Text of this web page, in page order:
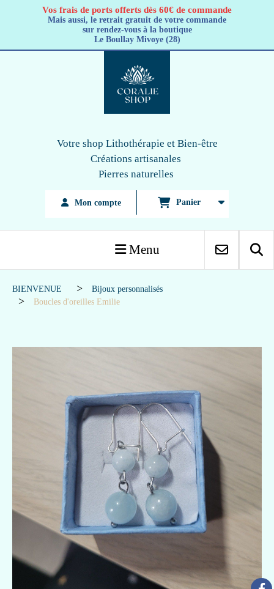
Vos frais de ports offerts dès 60€ de commande
Mais aussi, le retrait gratuit de votre commande
sur rendez-vous à la boutique
Le Boullay Mivoye (28)
Votre shop Lithothérapie et Bien-être
Créations artisanales
Pierres naturelles
Mon compte Panier
Menu
BIENVENUE
Bijoux personnalisés
Boucles d'oreilles Emilie
Panneau de gestion des cookies